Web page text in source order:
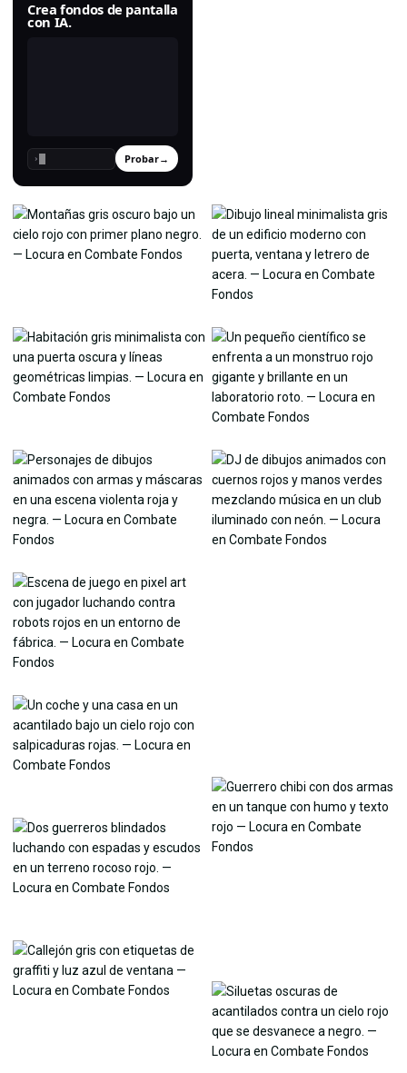
Crea fondos de pantalla
con IA.
› Probar→